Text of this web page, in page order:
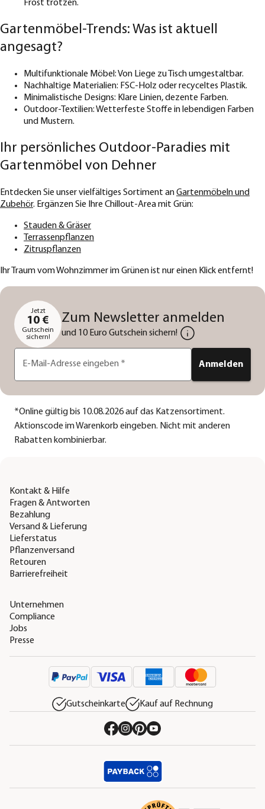
Frost trotzen.
Gartenmöbel-Trends: Was ist aktuell
angesagt?
Multifunktionale Möbel: Von Liege zu Tisch umgestaltbar.
Nachhaltige Materialien: FSC-Holz oder recyceltes Plastik.
Minimalistische Designs: Klare Linien, dezente Farben.
Outdoor-Textilien: Wetterfeste Stoffe in lebendigen Farben
und Mustern.
Ihr persönliches Outdoor-Paradies mit
Gartenmöbel von Dehner
Entdecken Sie unser vielfältiges Sortiment anGartenmöbeln und
Zubehör. Ergänzen Sie Ihre Chillout-Area mit Grün:
Stauden & Gräser
Terrassenpflanzen
Zitruspflanzen
Ihr Traum vom Wohnzimmer im Grünen ist nur einen Klick entfernt!
Jetzt
10 €
Gutschein
sichern!
Zum Newsletter anmelden
und 10 Euro Gutschein sichern!
E-Mail-Adresse eingeben * Anmelden
*Online gültig bis 10.08.2026 auf das Katzensortiment.
Aktionscode im Warenkorb eingeben. Nicht mit anderen
Rabatten kombinierbar.
Kontakt & Hilfe
Fragen & Antworten
Bezahlung
Versand & Lieferung
Lieferstatus
Pflanzenversand
Retouren
Barrierefreiheit
Unternehmen
Compliance
Jobs
Presse
Gutscheinkarte Kauf auf Rechnung